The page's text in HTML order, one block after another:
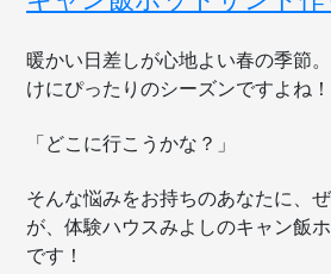
す
め！)
暖かい日差しが心地よい春の季節
けにぴったりのシーズンですよね！
「どこに行こうかな？」
そんな悩みをお持ちのあなたに、
が、体験ハウスみよしのキャン飯
です！